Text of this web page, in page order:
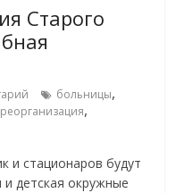
Старого
больницы,
реорганизация,
и стационаров будут
детская окружные